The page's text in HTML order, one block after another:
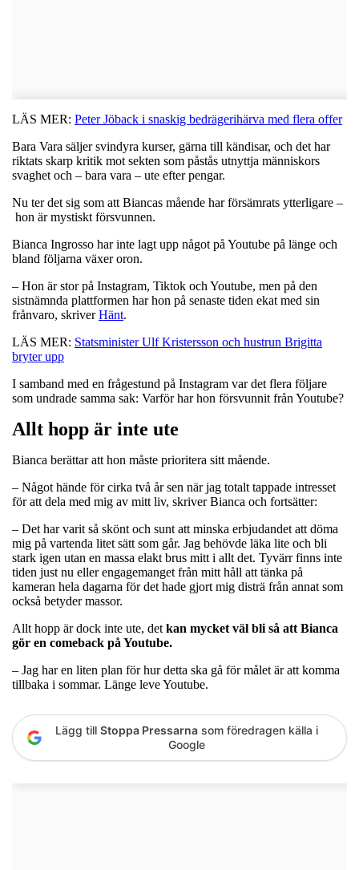
LÄS MER: Peter Jöback i snaskig bedrägerihärva med flera offer
Bara Vara säljer svindyra kurser, gärna till kändisar, och det har
riktats skarp kritik mot sekten som påstås utnyttja människors
svaghet och – bara vara – ute efter pengar.
Nu ter det sig som att Biancas mående har försämrats ytterligare –
hon är mystiskt försvunnen.
Bianca Ingrosso har inte lagt upp något på Youtube på länge och
bland följarna växer oron.
– Hon är stor på Instagram, Tiktok och Youtube, men på den
sistnämnda plattformen har hon på senaste tiden ekat med sin
frånvaro, skriverHänt.
LÄS MER: Statsminister Ulf Kristersson och hustrun Brigitta
bryter upp
I samband med en frågestund på Instagram var det flera följare
som undrade samma sak: Varför har hon försvunnit från Youtube?
Allt hopp är inte ute
Bianca berättar att hon måste prioritera sitt mående.
– Något hände för cirka två år sen när jag totalt tappade intresset
för att dela med mig av mitt liv, skriver Bianca och fortsätter:
– Det har varit så skönt och sunt att minska erbjudandet att döma
mig på vartenda litet sätt som går. Jag behövde läka lite och bli
stark igen utan en massa elakt brus mitt i allt det. Tyvärr finns inte
tiden just nu eller engagemanget från mitt håll att tänka på
kameran hela dagarna för det hade gjort mig disträ från annat som
också betyder massor.
Allt hopp är dock inte ute, det kan mycket väl bli så att Bianca
gör en comeback på Youtube.
– Jag har en liten plan för hur detta ska gå för målet är att komma
tillbaka i sommar. Länge leve Youtube.
Lägg till Stoppa Pressarna som föredragen källa i
Google